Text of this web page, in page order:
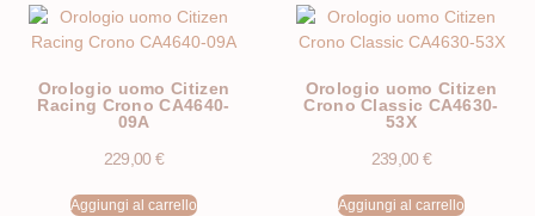
Orologio uomo Citizen
Racing Crono CA4640-
09A
229,00 €
Aggiungi al carrello
Orologio uomo Citizen
Crono Classic CA4630-
53X
239,00 €
Aggiungi al carrello